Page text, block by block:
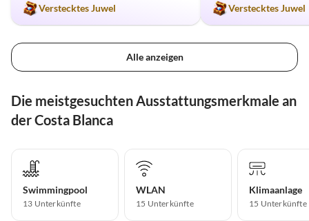
Verstecktes Juwel Verstecktes Juwel
Alle anzeigen
Die meistgesuchten Ausstattungsmerkmale an
der Costa Blanca
Swimmingpool
13 Unterkünfte
WLAN
15 Unterkünfte
Klimaanlage
15 Unterkünfte